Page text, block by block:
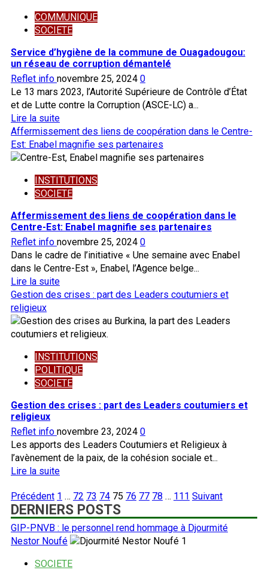
de
francs
supérieur
de
magistrature
vers
une
justice
équitable
et
accessible
pour
tous
COMMUNIQUE
SOCIETE
Service d’hygiène de la commune de Ouagadougou:
un réseau de corruption démantelé
Reflet info novembre 25, 2024 0
Le 13 mars 2023, l’Autorité Supérieure de Contrôle d’État
et de Lutte contre la Corruption (ASCE-LC) a...
Lire la suiteEn
savoir
plus
sur
d’hygiène
de
commune
Ouagadougou:
un
réseau
de
corruption
démantelé
Affermissement des liens de coopération dans le Centre-
Est: Enabel magnifie ses partenaires
INSTITUTIONS
SOCIETE
Affermissement des liens de coopération dans le
Centre-Est: Enabel magnifie ses partenaires
Reflet info novembre 25, 2024 0
Dans le cadre de l’initiative « Une semaine avec Enabel
dans le Centre-Est », Enabel, l’Agence belge...
Lire la suiteEn
savoir
sur
Affermissement
liens
de
coopération
dans
le
Centre-
Est:
Enabel
magnifie
ses
partenaires
Gestion des crises : part des Leaders coutumiers et
religieux
INSTITUTIONS
POLITIQUE
SOCIETE
Gestion des crises : part des Leaders coutumiers et
religieux
Reflet info novembre 23, 2024 0
Les apports des Leaders Coutumiers et Religieux à
l’avènement de la paix, de la cohésion sociale et...
Lire la suiteEn
plus
sur
Gestion
des
crises :
part
Pagination
des
publications
Précédent 1 … 72 73 74 75 76 77 78 … 111 Suivant
DERNIERS POSTS
GIP-PNVB : le personnel rend hommage à Djourmité
Nestor Noufé
1
SOCIETE